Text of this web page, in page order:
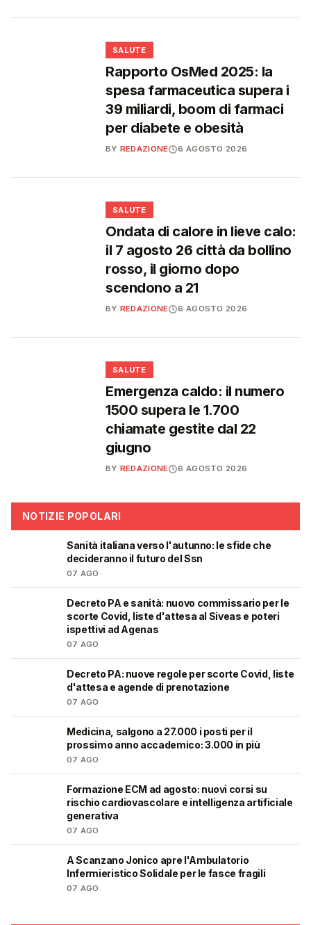
SALUTE
Rapporto OsMed 2025: la
spesa farmaceutica supera i
39 miliardi, boom di farmaci
per diabete e obesità
BY REDAZIONE 6 AGOSTO 2026
SALUTE
Ondata di calore in lieve calo:
il 7 agosto 26 città da bollino
rosso, il giorno dopo
scendono a 21
BY REDAZIONE 6 AGOSTO 2026
SALUTE
Emergenza caldo: il numero
1500 supera le 1.700
chiamate gestite dal 22
giugno
BY REDAZIONE 6 AGOSTO 2026
NOTIZIE POPOLARI
Sanità italiana verso l'autunno: le sfide che
decideranno il futuro del Ssn
07 AGO
Decreto PA e sanità: nuovo commissario per le
scorte Covid, liste d'attesa al Siveas e poteri
ispettivi ad Agenas
07 AGO
Decreto PA: nuove regole per scorte Covid, liste
d'attesa e agende di prenotazione
07 AGO
Medicina, salgono a 27.000 i posti per il
prossimo anno accademico: 3.000 in più
07 AGO
Formazione ECM ad agosto: nuovi corsi su
rischio cardiovascolare e intelligenza artificiale
generativa
07 AGO
A Scanzano Jonico apre l'Ambulatorio
Infermieristico Solidale per le fasce fragili
07 AGO